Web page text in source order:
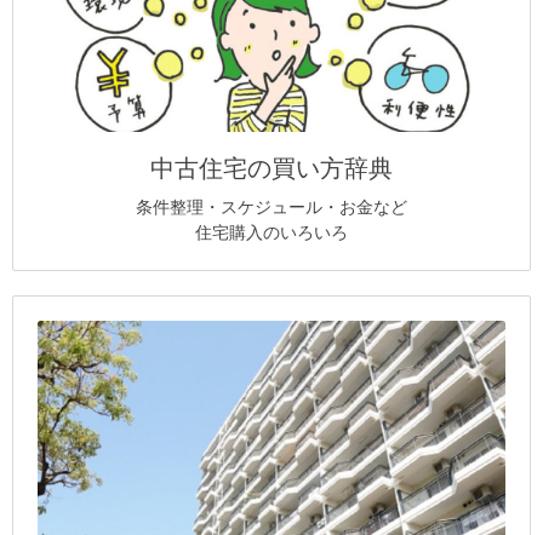
中古住宅の買い方辞典
条件整理・スケジュール・お金など
住宅購入のいろいろ